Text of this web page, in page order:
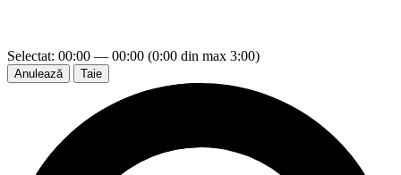
Selectat: 00:00 — 00:00 (0:00 din max 3:00)
Anulează Taie